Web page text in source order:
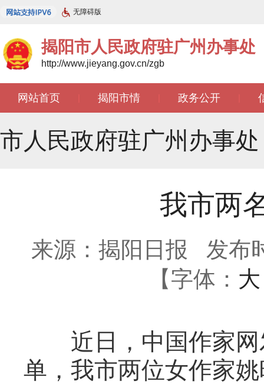
无障碍版
揭阳市人民政府驻广州办事处
http://www.jieyang.gov.cn/zgb
网站首页 揭阳市情 政务公开
文苑天地
市人民政府驻广州办事处
我市两
来源：揭阳日报
发布
【字体： 大
近日，中国作家网
单，我市两位女作家